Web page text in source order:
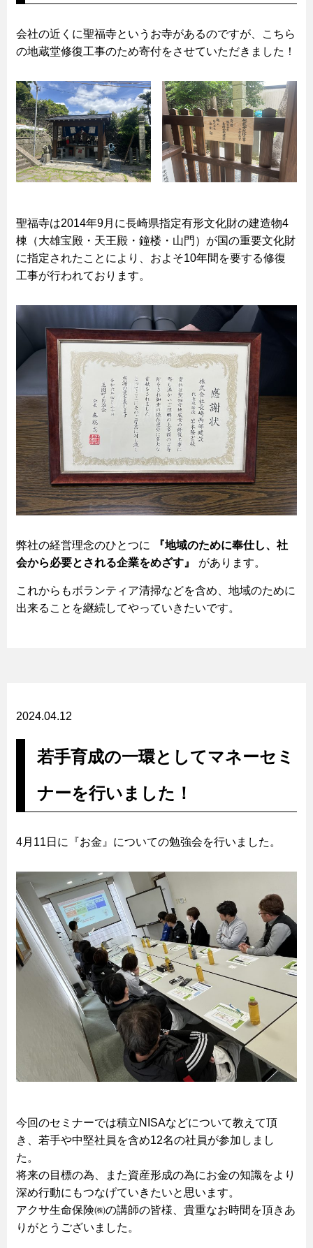
会社の近くに聖福寺というお寺があるのですが、こちら
の地蔵堂修復工事のため寄付をさせていただきました！
聖福寺は2014年9月に長崎県指定有形文化財の建造物4
棟（大雄宝殿・天王殿・鐘楼・山門）が国の重要文化財
に指定されたことにより、およそ10年間を要する修復
工事が行われております。
弊社の経営理念のひとつに
『地域のために奉仕し、社
会から必要とされる企業をめざす』
があります。
これからもボランティア清掃などを含め、地域のために
出来ることを継続してやっていきたいです。
2024.04.12
若手育成の一環としてマネーセミ
ナーを行いました！
4月11日に『お金』についての勉強会を行いました。
今回のセミナーでは積立NISAなどについて教えて頂
き、若手や中堅社員を含め12名の社員が参加しまし
た。
将来の目標の為、また資産形成の為にお金の知識をより
深め行動にもつなげていきたいと思います。
アクサ生命保険㈱の講師の皆様、貴重なお時間を頂きあ
りがとうございました。